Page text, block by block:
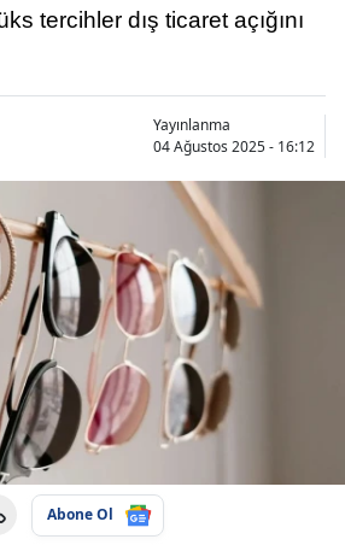
tercihler dış ticaret açığını
Yayınlanma
04 Ağustos 2025 - 16:12
Abone Ol